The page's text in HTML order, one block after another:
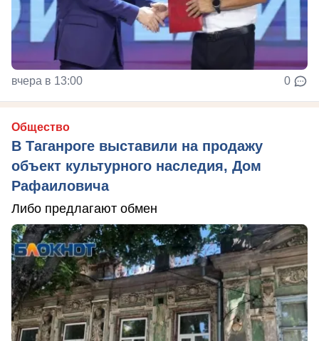
вчера в 13:00 0
Общество
В Таганроге выставили на продажу
объект культурного наследия, Дом
Рафаиловича
Либо предлагают обмен